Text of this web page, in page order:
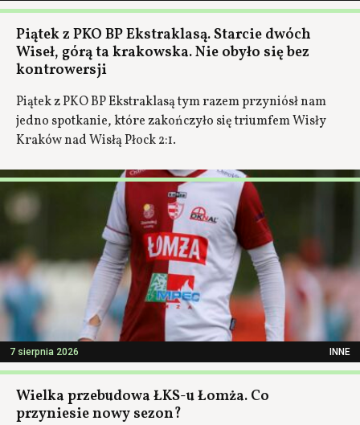
Piątek z PKO BP Ekstraklasą. Starcie dwóch
Wiseł, górą ta krakowska. Nie obyło się bez
kontrowersji
Piątek z PKO BP Ekstraklasą tym razem przyniósł nam
jedno spotkanie, które zakończyło się triumfem Wisły
Kraków nad Wisłą Płock 2:1.
7 sierpnia 2026 INNE
Wielka przebudowa ŁKS-u Łomża. Co
przyniesie nowy sezon?